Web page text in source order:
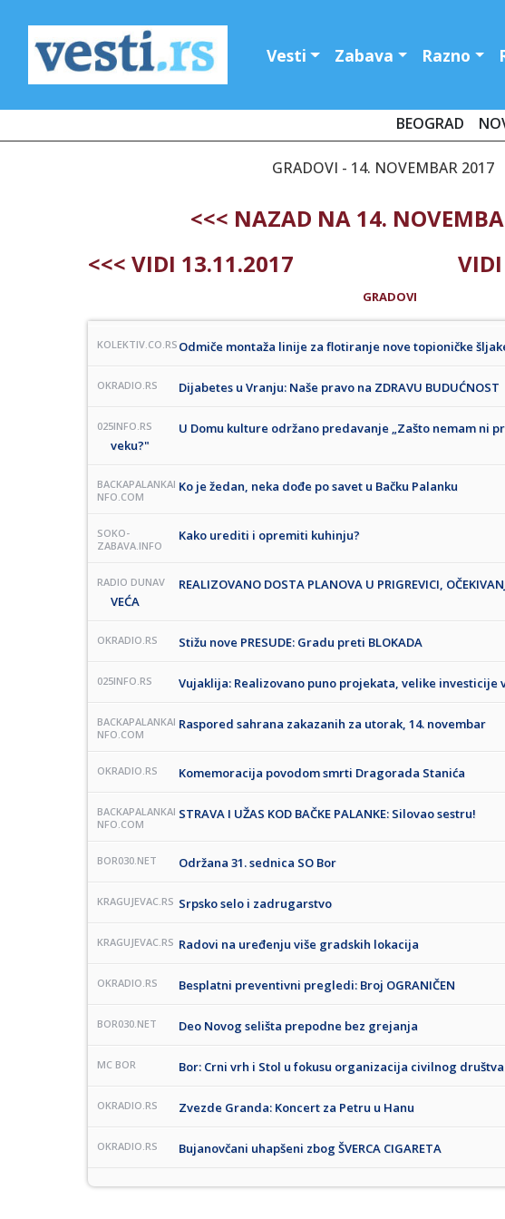
Vesti Zabava Razno
BEOGRAD
GRADOVI - 14. NOVEMBAR 2017
<<< NAZAD NA 14.
<<< VIDI 13.11.2017
GRADOVI
KOLEKTIV.CO.RS Odmiče montaža linije za flotiranje nove topioničke
OKRADIO.RS Dijabetes u Vranju: Naše pravo na ZDRAVU BUDUĆNOST
025INFO.RS
U Domu kulture održano predavanje „Zašto nemam ni
veku?"
BACKAPALANKAI
NFO.COM
Ko je žedan, neka dođe po savet u Bačku Palanku
SOKO-
ZABAVA.INFO
Kako urediti i opremiti kuhinju?
RADIO DUNAV
REALIZOVANO DOSTA PLANOVA U PRIGREVICI,
VEĆA
OKRADIO.RS Stižu nove PRESUDE: Gradu preti BLOKADA
025INFO.RS Vujaklija: Realizovano puno projekata, velike investicije
BACKAPALANKAI
NFO.COM
Raspored sahrana zakazanih za utorak, 14. novembar
OKRADIO.RS Komemoracija povodom smrti Dragorada Stanića
BACKAPALANKAI
NFO.COM
STRAVA I UŽAS KOD BAČKE PALANKE: Silovao sestru!
BOR030.NET Održana 31. sednica SO Bor
KRAGUJEVAC.RS Srpsko selo i zadrugarstvo
KRAGUJEVAC.RS Radovi na uređenju više gradskih lokacija
OKRADIO.RS Besplatni preventivni pregledi: Broj OGRANIČEN
BOR030.NET Deo Novog selišta prepodne bez grejanja
MC BOR Bor: Crni vrh i Stol u fokusu organizacija civilnog društva
OKRADIO.RS Zvezde Granda: Koncert za Petru u Hanu
OKRADIO.RS Bujanovčani uhapšeni zbog ŠVERCA CIGARETA